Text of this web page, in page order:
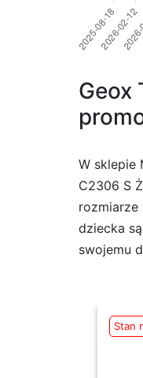
Geox
W sklepie
C2306 S
rozmiarze
dziecka
swojemu
Stan